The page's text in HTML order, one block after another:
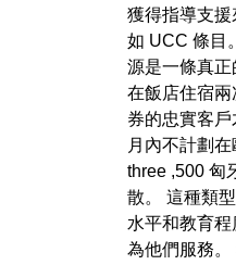
獲得指導支援
如 UCC 條目
源是一條真
在飯店住宿
券的忠實客
月內不計劃
three ,500 匈
散。 這種類
水平和教育
為他們服務